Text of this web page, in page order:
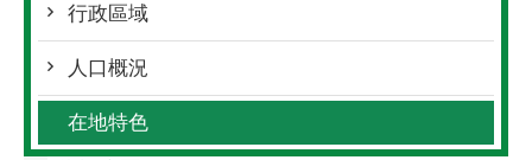
行政區域
人口概況
在地特色